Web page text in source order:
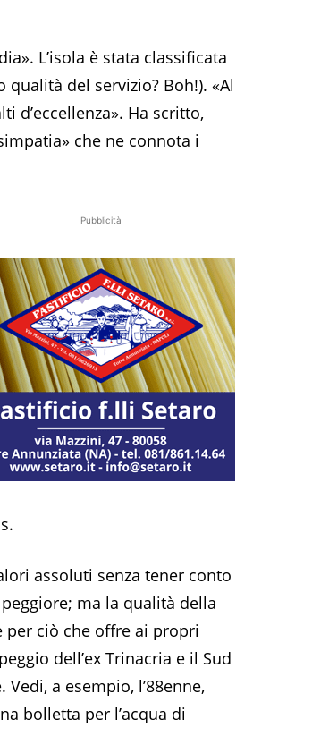
L’isola è stata classificata
qualità del servizio? Boh!). «Al
d’eccellenza». Ha scritto,
che ne connota i
Pubblicità
assoluti senza tener conto
ma la qualità della
per ciò che offre ai propri
dell’ex Trinacria e il Sud
a esempio, l’88enne,
bolletta per l’acqua di